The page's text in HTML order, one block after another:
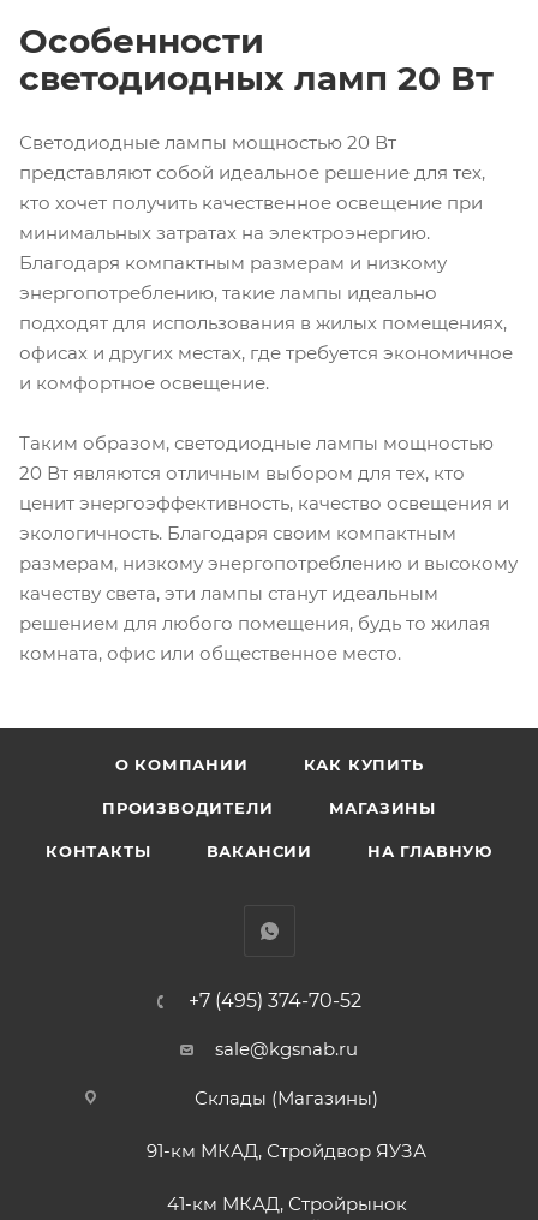
Особенности
светодиодных ламп 20 Вт
Светодиодные лампы мощностью 20 Вт
представляют собой идеальное решение для тех,
кто хочет получить качественное освещение при
минимальных затратах на электроэнергию.
Благодаря компактным размерам и низкому
энергопотреблению, такие лампы идеально
подходят для использования в жилых помещениях,
офисах и других местах, где требуется экономичное
и комфортное освещение.
Таким образом, светодиодные лампы мощностью
20 Вт являются отличным выбором для тех, кто
ценит энергоэффективность, качество освещения и
экологичность. Благодаря своим компактным
размерам, низкому энергопотреблению и высокому
качеству света, эти лампы станут идеальным
решением для любого помещения, будь то жилая
комната, офис или общественное место.
О КОМПАНИИ КАК КУПИТЬ
ПРОИЗВОДИТЕЛИ МАГАЗИНЫ
КОНТАКТЫ ВАКАНСИИ НА ГЛАВНУЮ
+7 (495) 374-70-52
sale@kgsnab.ru
Склады (Магазины)
91-км МКАД, Стройдвор ЯУЗА
41-км МКАД, Стройрынок